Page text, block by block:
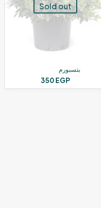
Sold out
بتسبورم
350 EGP